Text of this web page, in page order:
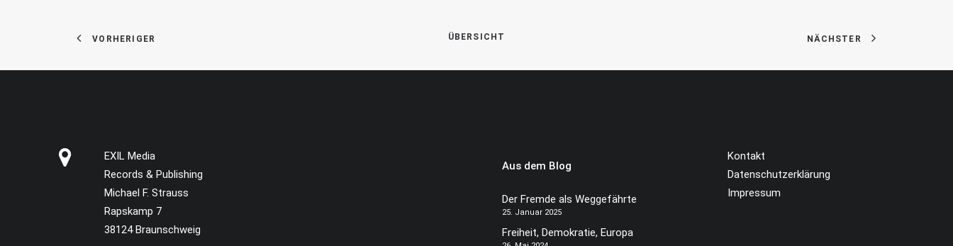
VORHERIGER ÜBERSICHT NÄCHSTER
EXIL Media
Records & Publishing
Michael F. Strauss
Rapskamp 7
38124 Braunschweig
Aus dem Blog
Der Fremde als Weggefährte
25. Januar 2025
Freiheit, Demokratie, Europa
Kontakt
Datenschutzerklärung
Impressum